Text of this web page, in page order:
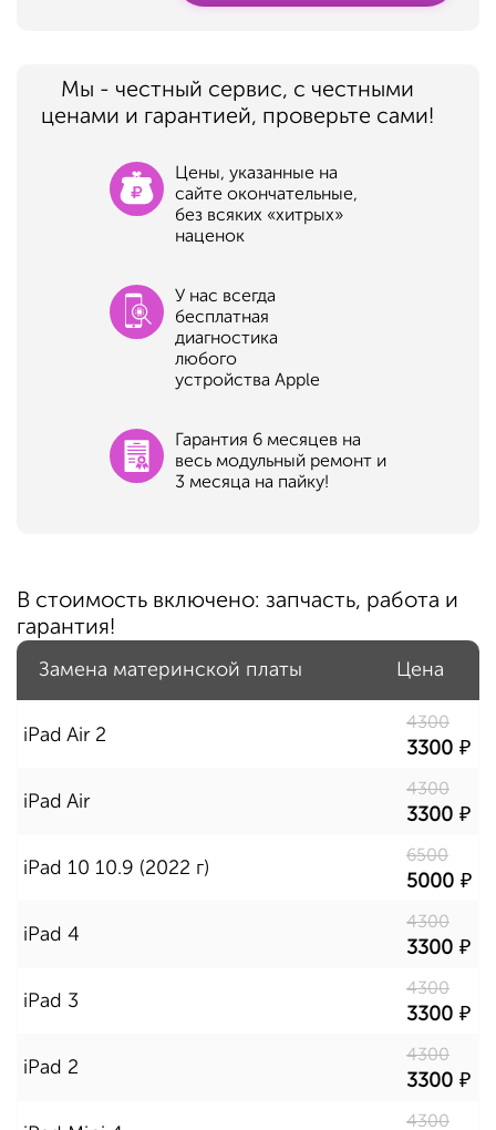
Мы - честный сервис, с честными
ценами и гарантией, проверьте сами!
Цены, указанные на
сайте окончательные,
без всяких «хитрых»
наценок
У нас всегда
бесплатная
диагностика
любого
устройства Apple
Гарантия 6 месяцев на
весь модульный ремонт и
3 месяца на пайку!
В стоимость включено: запчасть, работа и
гарантия!
Замена материнской платы Цена
iPad Air 2
4300
3300
iPad Air
4300
3300
iPad 10 10.9 (2022 г)
6500
5000
iPad 4
4300
3300
iPad 3
4300
3300
iPad 2
4300
3300
4300